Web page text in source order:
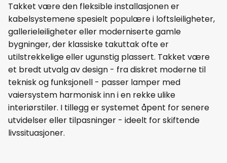
Takket være den fleksible installasjonen er
kabelsystemene spesielt populære i loftsleiligheter,
gallerieleiligheter eller moderniserte gamle
bygninger, der klassiske takuttak ofte er
utilstrekkelige eller ugunstig plassert. Takket være
et bredt utvalg av design - fra diskret moderne til
teknisk og funksjonell - passer lamper med
vaiersystem harmonisk inn i en rekke ulike
interiørstiler. I tillegg er systemet åpent for senere
utvidelser eller tilpasninger - ideelt for skiftende
livssituasjoner.